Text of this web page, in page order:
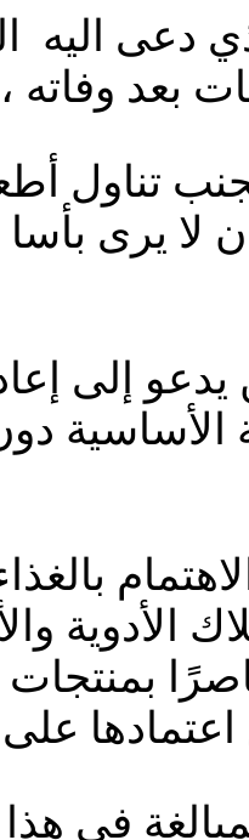
دعى اليه
بعد
تناول
لا يرى
يدعو إلى
الأدوية
بمنتجات
اعتمادها
في